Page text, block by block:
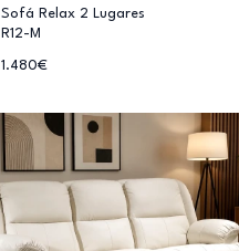
Sofá Relax 2 Lugares
R12-M
1.480€